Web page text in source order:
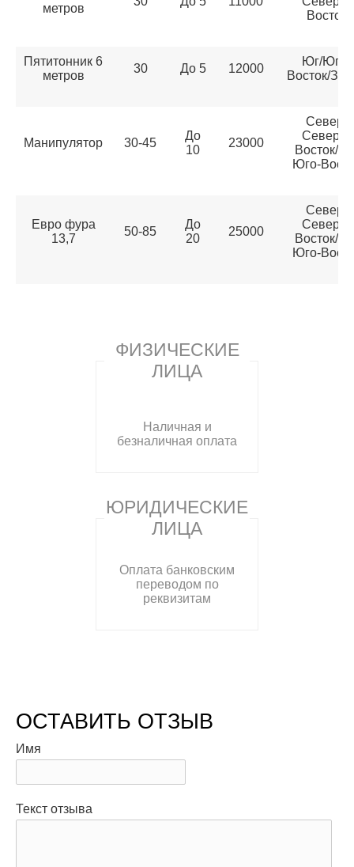
метров
Восток
Пятитонник 6
метров
30 До 5 12000
Юг/Юго-
Восток/
Манипулятор 30-45
До
10
23000
Север/
Северо-
Восток/
Юго-
Евро фура
13,7
50-85
До
20
25000
Север/
Северо-
Восток/
Юго-
ФИЗИЧЕСКИЕ
ЛИЦА
Наличная и
безналичная оплата
ЮРИДИЧЕСКИЕ
ЛИЦА
Оплата банковским
переводом по
реквизитам
ОСТАВИТЬ ОТЗЫВ
Имя
Текст отзыва